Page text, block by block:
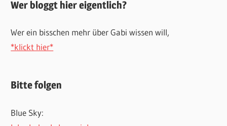
Wer bloggt hier eigentlich?
Wer ein bisschen mehr über Gabi wissen will,
*klickt hier*
Bitte folgen
Blue Sky: